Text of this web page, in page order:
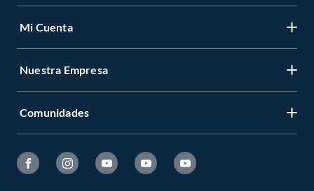
Mi Cuenta
Nuestra Empresa
Comunidades